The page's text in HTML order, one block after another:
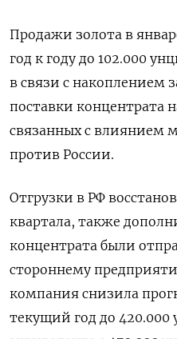
Продажи золота в
год к году до 102.000
в связи с накоплением
поставки концентрата
связанных с влиянием
против России.
Отгрузки в РФ
квартала, также
концентрата были
стороннему
компания снизила
текущий год до 420.000